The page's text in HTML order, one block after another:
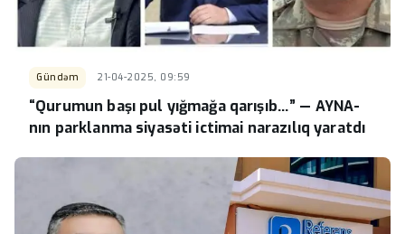
Gündəm 21-04-2025, 09:59
“Qurumun başı pul yığmağa qarışıb…” — AYNA-
nın parklanma siyasəti ictimai narazılıq yaratdı